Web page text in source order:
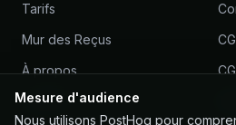
Tarifs
Mur des Reçus
À propos
Contact
Mesure d'audience
Nous utilisons PostHog pour